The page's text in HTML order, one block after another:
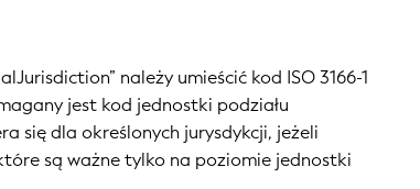
należy umieścić kod ISO 3166-1
jest kod jednostki podziału
się dla określonych jurysdykcji, jeżeli
są ważne tylko na poziomie jednostki